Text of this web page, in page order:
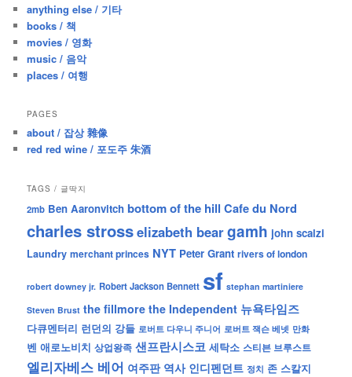
h
anything else / 기타
books / 책
movies / 영화
music / 음악
places / 여행
PAGES
about / 잡상 雜像
red red wine / 포도주 朱酒
TAGS / 글딱지
2mb Ben Aaronvitch bottom of the hill Cafe du Nord
charles strosselizabeth beargamh john scalzi
Laundry merchant princes NYT Peter Grant rivers of london
robert downey jr. Robert Jackson Bennett sf stephan martiniere
Steven Brust the fillmore the Independent 뉴욕타임즈
다큐멘터리 런던의 강들 로버트 다우니 주니어 로버트 잭슨 베넷 만화
벤 애로노비치 상업왕족 샌프란시스코 세탁소 스티븐 브루스트
엘리자베스 베어 여주판 역사 인디펜던트 정치 존 스칼지